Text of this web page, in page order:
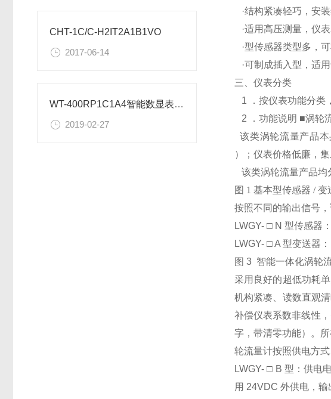
CHT-1C/C-H2IT2A1B1VO
2017-06-14
WT-400RP1C1A4智能数显表选型表
2019-02-27
·结构紧凑轻巧，安
·适用高压测量，仪
·型传感器类型多，
·可制成插入型，适
三、仪表分类
1 ．按仪表功能分类
2 ．功能说明 ■涡轮
该类涡轮流量产品
）；仪表价格低廉，
该类涡轮流量产品均
图 1 基本型传感器 / 变
按照不同的输出信号
LWGY- □ N 型传感器
LWGY- □ A 型变送器
图 3 智能一体化涡轮
采用良好的超低功耗
机构紧凑、读数直观
补偿仪表系数非线性
字，带清零功能）。
轮流量计按照供电方
LWGY- □ B 型：供电
用 24VDC 外供电，